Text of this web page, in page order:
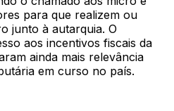
para que realizem ou
junto à autarquia. O
aos incentivos fiscais da
ainda mais relevância
em curso no país.